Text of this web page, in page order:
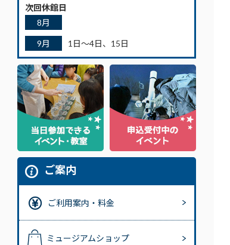
次回休館日
8月
9月 1日～4日、15日
ご案内
ご利用案内・料金
ミュージアムショップ